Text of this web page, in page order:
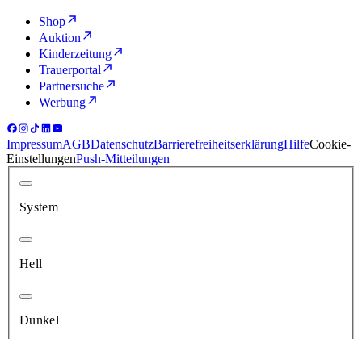
Shop
Auktion
Kinderzeitung
Trauerportal
Partnersuche
Werbung
ImpressumAGBDatenschutzBarrierefreiheitserklärungHilfeCookie-
EinstellungenPush-Mitteilungen
System
Hell
Dunkel